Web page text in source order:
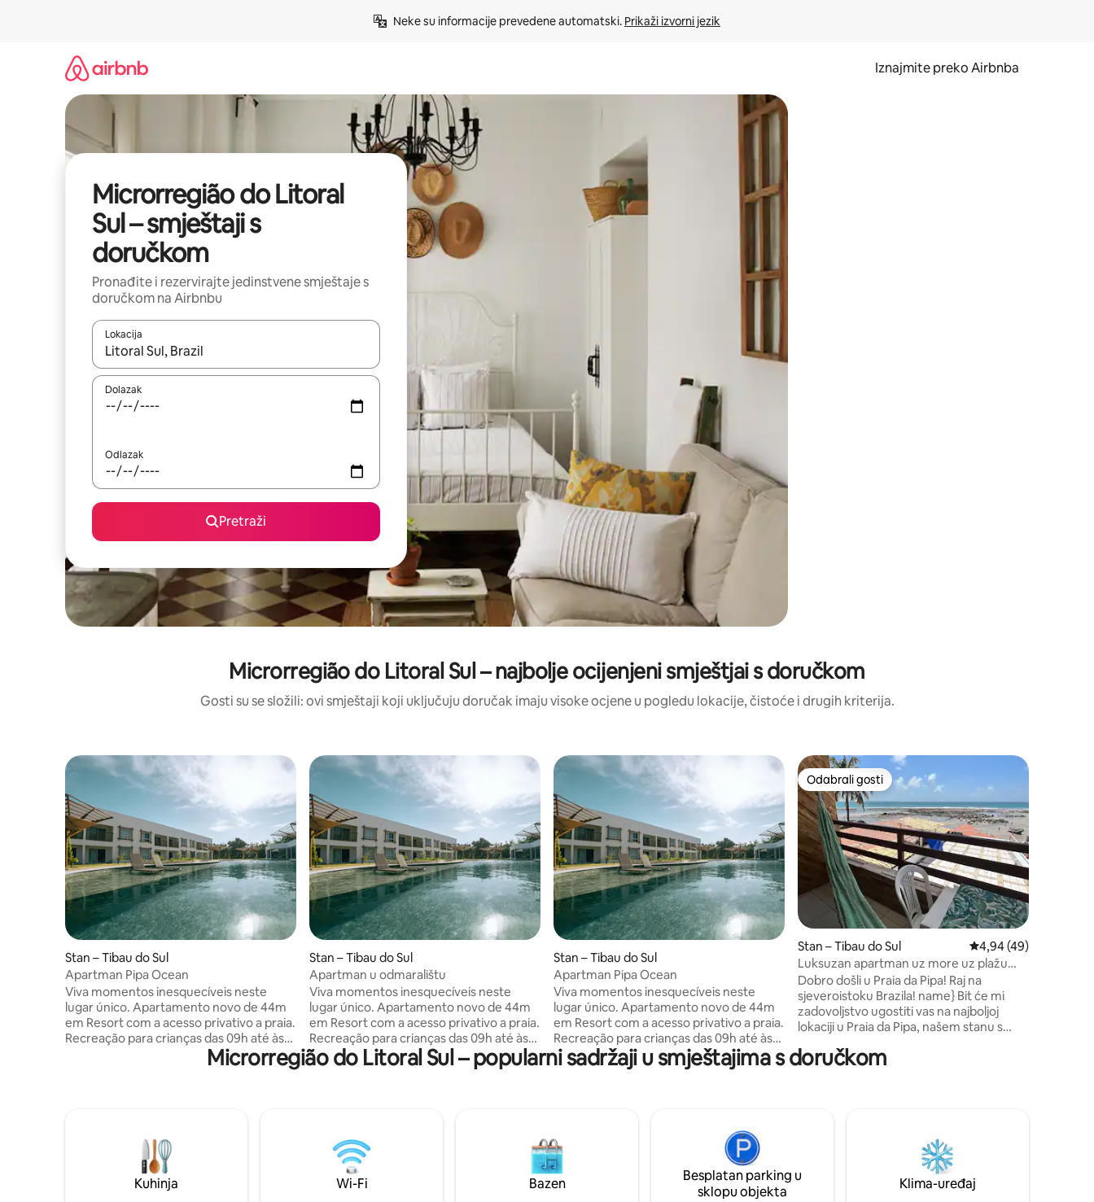
Neke su informacije prevedene automatski. Prikaži izvorni jezik
Iznajmite preko Airbnba
Microrregião do Litoral
Sul – smještaji s
doručkom
Pronađite i rezervirajte jedinstvene smještaje s
doručkom na Airbnbu
Lokacija
Kada budu dostupni rezultati, moći ćete ih pregledati koristeći se strelicama prema gore i prema dolje, kao i dodirom ili prelaskom prstom po zaslonu.
Dolazak
Odlazak
Pretraži
Microrregião do Litoral Sul – najbolje ocijenjeni smještjai s doručkom
Gosti su se složili: ovi smještaji koji uključuju doručak imaju visoke ocjene u pogledu lokacije, čistoće i drugih kriterija.
Stan – Tibau do Sul
Apartman Pipa Ocean
Viva momentos inesquecíveis neste
lugar único. Apartamento novo de 44m
em Resort com a acesso privativo a praia.
Recreação para crianças das 09h até às
21h com parque aquático. O melhor da
culinária regional preparado por chefes
de praia, serviço de quarto, Concierge,
trilhas ecológicas, passeios e muitas
experiências! Ao lado das Dunas e da
belíssima praia do Madeiro.
Stan – Tibau do Sul
Apartman u odmaralištu
Viva momentos inesquecíveis neste
lugar único. Apartamento novo de 44m
em Resort com a acesso privativo a praia.
Recreação para crianças das 09h até às
21h com parque aquático. O melhor da
culinária regional preparado por chefes
de praia, serviço de quarto, Concierge,
trilhas ecológicas, passeios e muitas
experiências! Ao lado das Dunas e da
belíssima praia do Madeiro.
Stan – Tibau do Sul
Apartman Pipa Ocean
Viva momentos inesquecíveis neste
lugar único. Apartamento novo de 44m
em Resort com a acesso privativo a praia.
Recreação para crianças das 09h até às
21h com parque aquático. O melhor da
culinária regional preparado por chefes
hidromassagem, serviço de bar, serviço
de praia, serviço de quarto, Concierge,
trilhas ecológicas, passeios e muitas
experiências! Ao lado das Dunas e da
belíssima praia do Madeiro.
Odabrali gosti
Odabrali gosti
Stan – Tibau do Sul Prosječna ocjena:
4,94 (49)
Luksuzan apartman uz more uz plažu
Praia da Pipa
Dobro došli u Praia da Pipa! Raj na
sjeveroistoku Brazila! name} Bit će mi
zadovoljstvo ugostiti vas na najboljoj
lokaciji u Praia da Pipa, našem stanu s
na pijesku nudi najbolju infrastrukturu za
stojim vam na raspolaganju. Govorimo
engleski y hablamos español. Najbolje
Microrregião do Litoral Sul – popularni sadržaji u smještajima s doručkom
Kuhinja Wi-Fi Bazen
Besplatan parking u
sklopu objekta
Klima-uređaj